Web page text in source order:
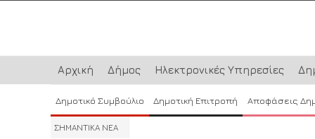
Αρχική Δήμος Ηλεκτρονικές Υπηρεσίες
Δημοτικό Συμβούλιο Δημοτική Επιτροπή Αποφάσεις
ΣΗΜΑΝΤΙΚΑ ΝΕΑ